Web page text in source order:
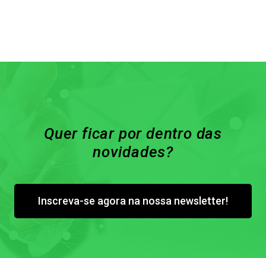
Quer ficar por dentro das
novidades?
Inscreva-se agora na nossa newsletter!